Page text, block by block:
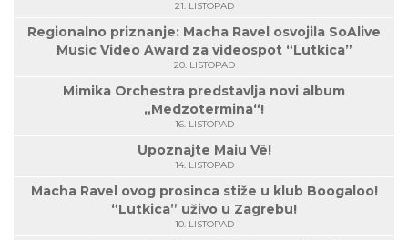
21. LISTOPAD
Regionalno priznanje: Macha Ravel osvojila SoAlive
Music Video Award za videospot “Lutkica”
20. LISTOPAD
Mimika Orchestra predstavlja novi album
„Medzotermina“!
16. LISTOPAD
Upoznajte Maiu Vë!
14. LISTOPAD
Macha Ravel ovog prosinca stiže u klub Boogaloo!
“Lutkica” uživo u Zagrebu!
10. LISTOPAD